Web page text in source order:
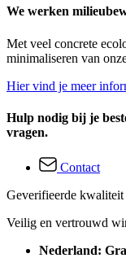
We werken
Met veel concrete
minimaliseren van
Hier vind je meer
Hulp nodig bij je
vragen.
Contact
Geverifieerde kwaliteit
Veilig en vertrouwd
Nederland: